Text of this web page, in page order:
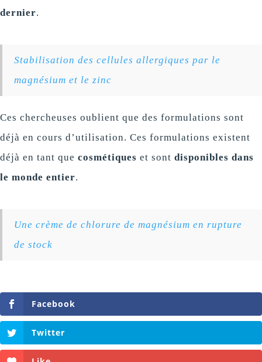
dernier.
Stabilisation des cellules allergiques par le
magnésium et le zinc
Ces chercheuses oublient que des formulations sont
déjà en cours d’utilisation. Ces formulations existent
déjà en tant que cosmétiques et sont disponibles dans
le monde entier.
Une crème de chlorure de magnésium en rupture
de stock
Facebook
Twitter